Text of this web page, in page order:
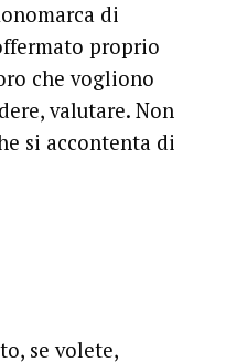
di
proprio
che vogliono
valutare. Non
si accontenta di
se volete,